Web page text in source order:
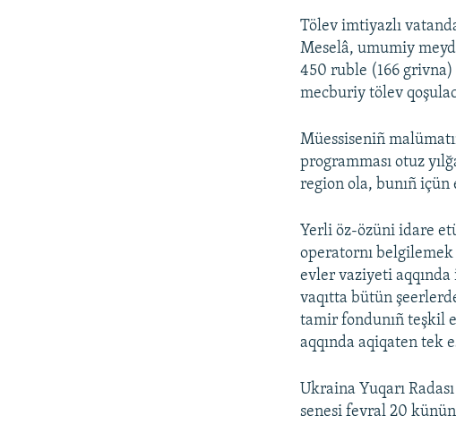
Tölev imtiyazlı
Meselâ, umumiy
450 ruble (166
mecburiy tölev
Müessiseniñ
programması otuz
region ola, bunıñ
Yerli öz-özüni idare
operatornı
evler vaziyeti
vaqıtta bütün
tamir fondunıñ teşkil
aqqında aqiqaten tek
Ukraina Yuqarı
senesi fevral 20